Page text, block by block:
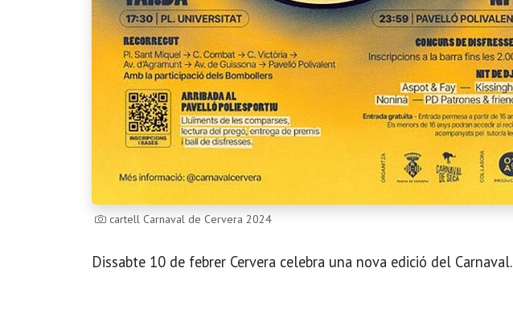
cartell Carnaval de Cervera 2024
Dissabte 10 de febrer Cervera celebra una nova edició del Carnaval.